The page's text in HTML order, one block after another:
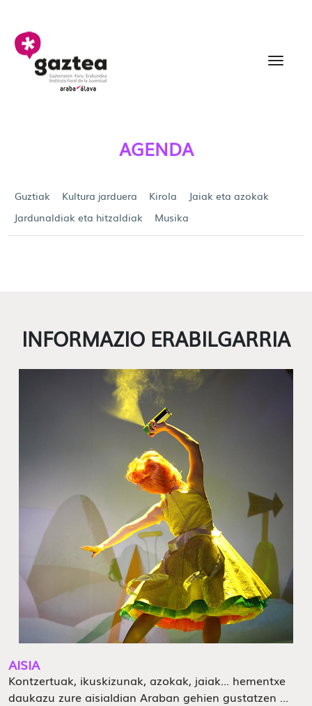
Eduki nagusira joan
AGENDA
Guztiak Kultura jarduera Kirola
Jaiak eta azokak
Jardunaldiak eta hitzaldiak
Musika
INFORMAZIO ERABILGARRIA
AISIA
Kontzertuak, ikuskizunak, azokak, jaiak... hementxe
daukazu zure aisialdian Araban gehien gustatzen ...